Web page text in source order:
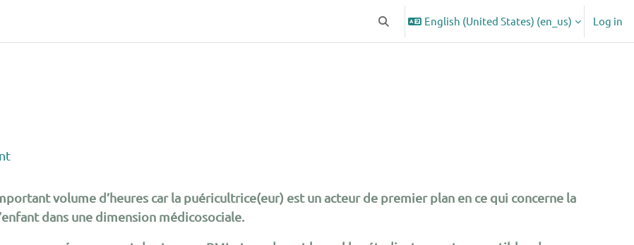
Toggle search inputEnglish (United States) ‎(en_us)‎ Log in
volume d’heures car la puéricultrice(eur) est un acteur de premier plan en ce qui concerne la
dans une dimension médicosociale.